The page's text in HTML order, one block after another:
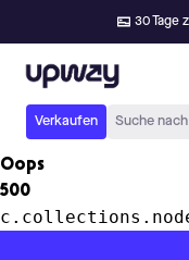
30 Tage
Upway
Verkaufen Suche
Oops
500